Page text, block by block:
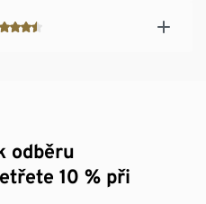
odběru
10 % při